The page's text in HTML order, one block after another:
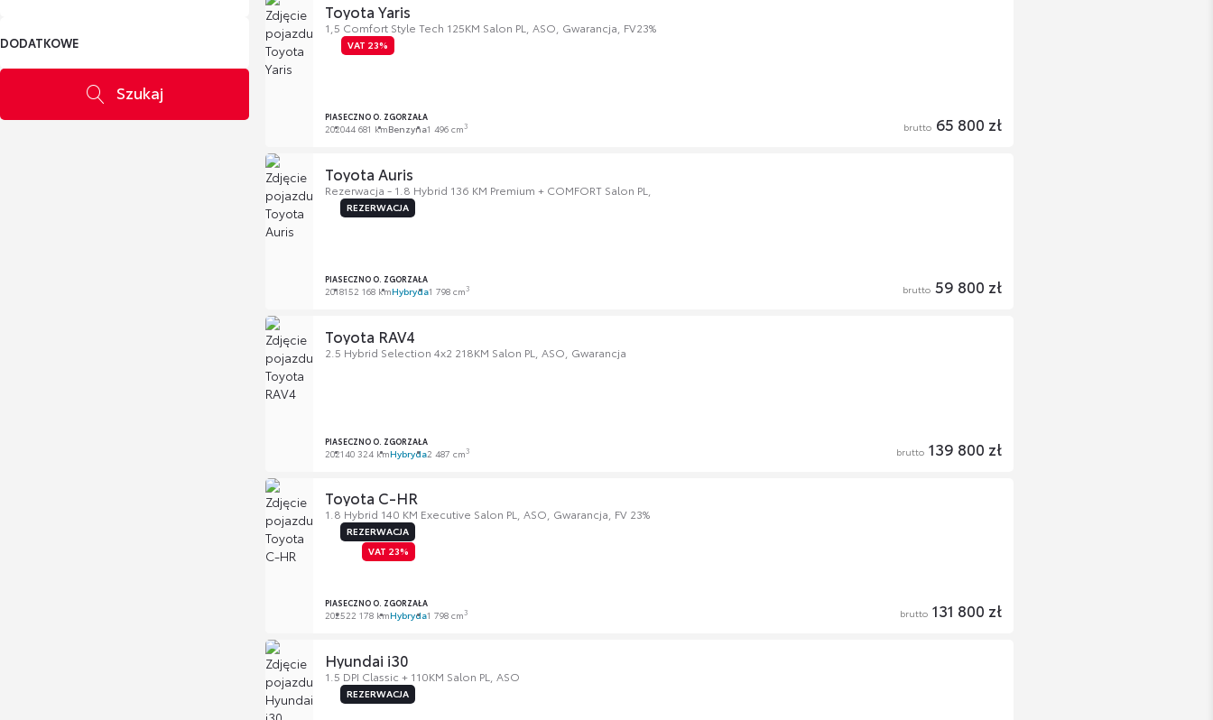
DODATKOWE
Szukaj
Toyota Yaris
1,5 Comfort Style Tech 125KM Salon PL, ASO, Gwarancja, FV23%
VAT 23%
PIASECZNO O. ZGORZAŁA
202044 681 kmBenzyna1 496 cm3 brutto 65 800 zł
Toyota Auris
Rezerwacja - 1.8 Hybrid 136 KM Premium + COMFORT Salon PL,
REZERWACJA
PIASECZNO O. ZGORZAŁA
2018152 168 kmHybryda1 798 cm3 brutto 59 800 zł
Toyota RAV4
2.5 Hybrid Selection 4x2 218KM Salon PL, ASO, Gwarancja
PIASECZNO O. ZGORZAŁA
202140 324 kmHybryda2 487 cm3 brutto 139 800 zł
Toyota C-HR
1.8 Hybrid 140 KM Executive Salon PL, ASO, Gwarancja, FV 23%
REZERWACJA
VAT 23%
PIASECZNO O. ZGORZAŁA
202522 178 kmHybryda1 798 cm3 brutto 131 800 zł
Hyundai i30
1.5 DPI Classic + 110KM Salon PL, ASO
REZERWACJA